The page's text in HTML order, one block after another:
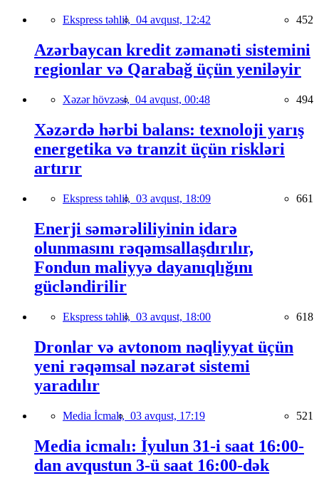
Ekspress təhlil, 04 avqust, 12:42 452
Azərbaycan kredit zəmanəti sistemini
regionlar və Qarabağ üçün yeniləyir
Xəzər hövzəsi, 04 avqust, 00:48 494
Xəzərdə hərbi balans: texnoloji yarış
energetika və tranzit üçün riskləri
artırır
Ekspress təhlil, 03 avqust, 18:09 661
Enerji səmərəliliyinin idarə
olunmasını rəqəmsallaşdırılır,
Fondun maliyyə dayanıqlığını
gücləndirilir
Ekspress təhlil, 03 avqust, 18:00 618
Dronlar və avtonom nəqliyyat üçün
yeni rəqəmsal nəzarət sistemi
yaradılır
Media İcmalı, 03 avqust, 17:19 521
Media icmalı: İyulun 31-i saat 16:00-
dan avqustun 3-ü saat 16:00-dək